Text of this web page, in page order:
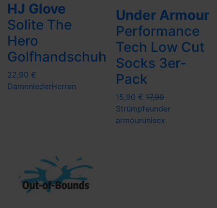
HJ Glove
Solite The
Hero
Golfhandschuh
22,90 €
DamenlederHerren
Under Armour
Performance
Tech Low Cut
Socks 3er-
Pack
15,90 € 17,90
Strümpfeunder
armourunisex